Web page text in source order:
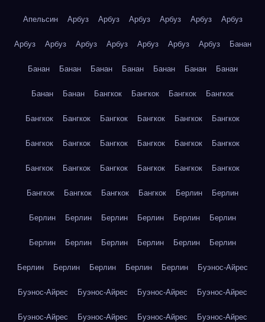
Апельсин Арбуз Арбуз Арбуз Арбуз Арбуз Арбуз
Арбуз Арбуз Арбуз Арбуз Арбуз Арбуз Арбуз Банан
Банан Банан Банан Банан Банан Банан Банан
Банан Банан Бангкок Бангкок Бангкок Бангкок
Бангкок Бангкок Бангкок Бангкок Бангкок Бангкок
Бангкок Бангкок Бангкок Бангкок Бангкок Бангкок
Бангкок Бангкок Бангкок Бангкок Бангкок Бангкок
Бангкок Бангкок Бангкок Бангкок Берлин Берлин
Берлин Берлин Берлин Берлин Берлин Берлин
Берлин Берлин Берлин Берлин Берлин Берлин
Берлин Берлин Берлин Берлин Берлин Буэнос-Айрес
Буэнос-Айрес Буэнос-Айрес Буэнос-Айрес Буэнос-Айрес
Буэнос-Айрес Буэнос-Айрес Буэнос-Айрес Буэнос-Айрес